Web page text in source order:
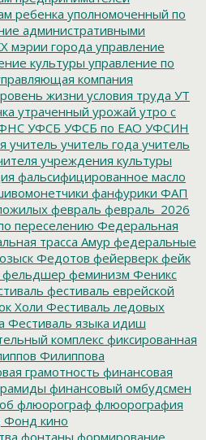
ребенка уполномоченный по
административными
мэрии города управление
культуры управление по
компания
жизни условия труда УТ
утраченный урожай утро с
УФСБ УФСБ по ЕАО УФСИН
учитель учитель года учитель
учреждения культуры
фальсифицированное масло
фанфурики ФАП
февраль февраль_2026
переселению Федеральная
трасса Амур федеральные
Федотов фейерверк фейк
фельдшер феминизм Феникс
фестиваль еврейской
Холи Фестиваль ледовых
Фестиваль языка идиш
комплекс фиксированная
Филиппова
грамотность финансовая
финансовый омбудсмен
флюорограф флюорография
Фонд кино
фонтаны формирование